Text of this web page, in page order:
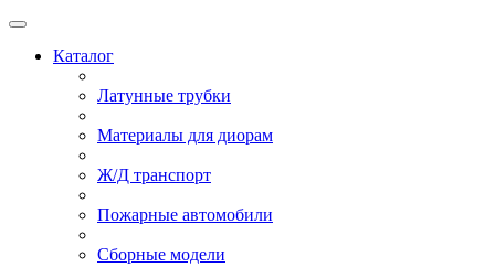
Каталог
Латунные трубки
Материалы для диорам
Ж/Д транспорт
Пожарные автомобили
Сборные модели